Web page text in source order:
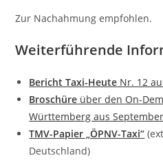
Zur Nachahmung empfohlen.
Weiterführende
Bericht Taxi-Heute Nr. 12
Broschüre über den On-
Württemberg aus
TMV-Papier „ÖPNV-Taxi“
Deutschland)